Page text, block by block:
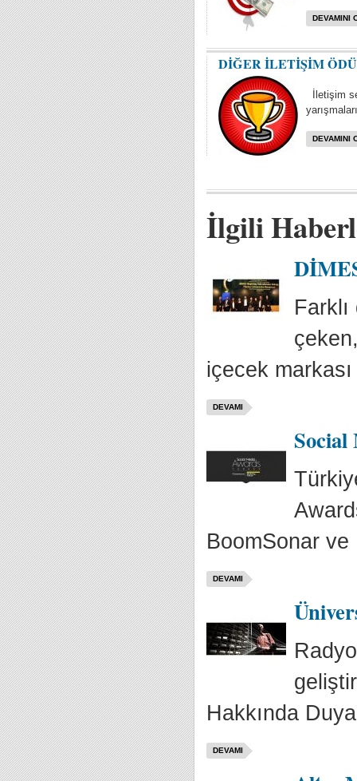
DEVAMINI
DİĞER İLETİŞİM
İletişim
DEVAMINI
İlgili
içecek
DEVAMI
Social
BoomSonar
DEVAMI
Hakkında
DEVAMI